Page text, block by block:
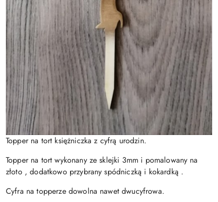
Topper na tort księżniczka z cyfrą urodzin.
Topper na tort wykonany ze sklejki 3mm i pomalowany na
złoto , dodatkowo przybrany spódniczką i kokardką .
Cyfra na topperze dowolna nawet dwucyfrowa.